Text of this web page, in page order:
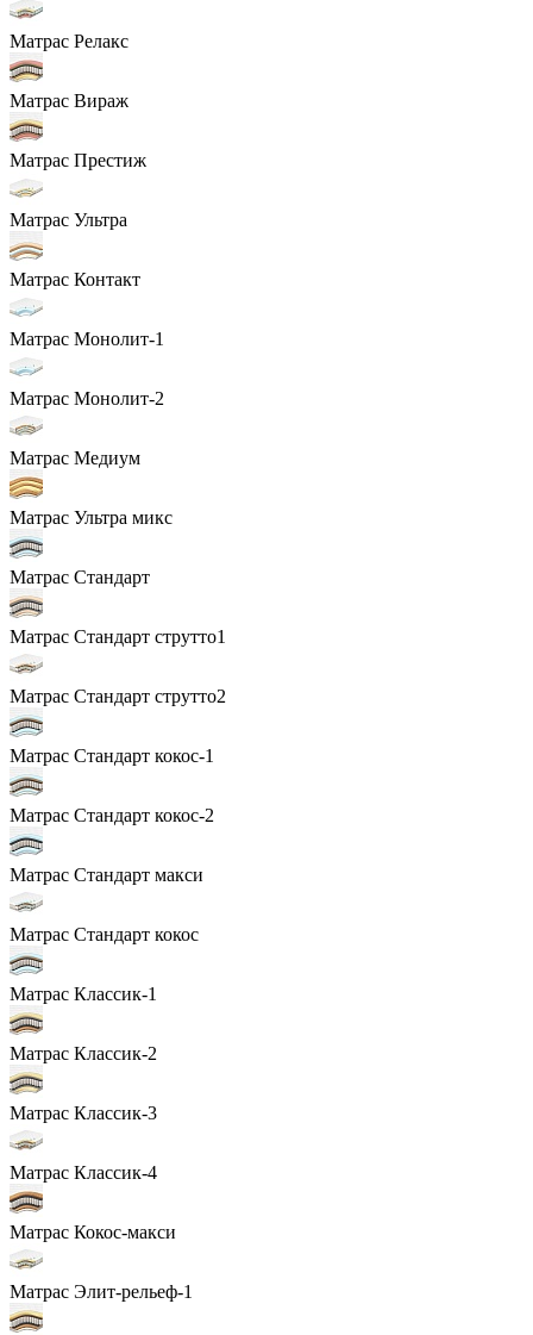
Матрас Релакс
Матрас Вираж
Матрас Престиж
Матрас Ультра
Матрас Контакт
Матрас Монолит-1
Матрас Монолит-2
Матрас Медиум
Матрас Ультра микс
Матрас Стандарт
Матрас Стандарт струтто1
Матрас Стандарт струтто2
Матрас Стандарт кокос-1
Матрас Стандарт кокос-2
Матрас Стандарт макси
Матрас Стандарт кокос
Матрас Классик-1
Матрас Классик-2
Матрас Классик-3
Матрас Классик-4
Матрас Кокос-макси
Матрас Элит-рельеф-1